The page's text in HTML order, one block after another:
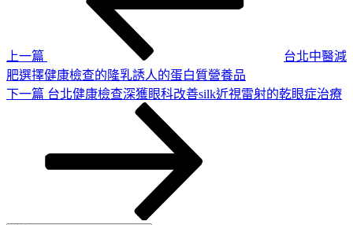
上一篇
台北中醫減
肥選擇健康檢查的隆乳誘人的蛋白質營養品
下
下一篇 台北健康檢查深獲眼科改善silk近視雷射的乾眼症治療